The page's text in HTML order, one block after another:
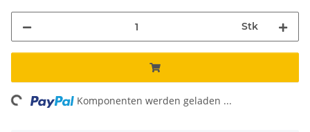
Stk
Komponenten werden geladen ...